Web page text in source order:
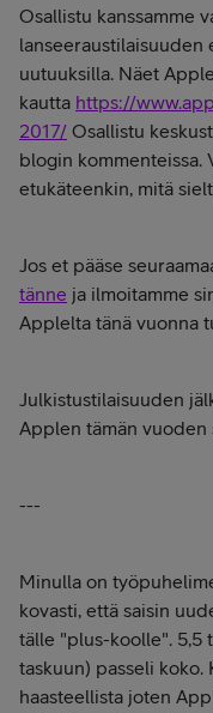
Osallistu kanssamme
lanseeraustilaisuuden
uutuuksilla. Näet
kautta https://
2017/ Osallistu
blogin kommenteissa.
etukäteenkin, mitä
Jos et pääse
tänne ja ilmoitamme
Applelta tänä vuonna
Julkistustilaisuuden
Applen tämän vuoden
---
Minulla on
kovasti, että saisin
tälle "plus-koolle". 5,5
taskuun) passeli
haasteellista joten